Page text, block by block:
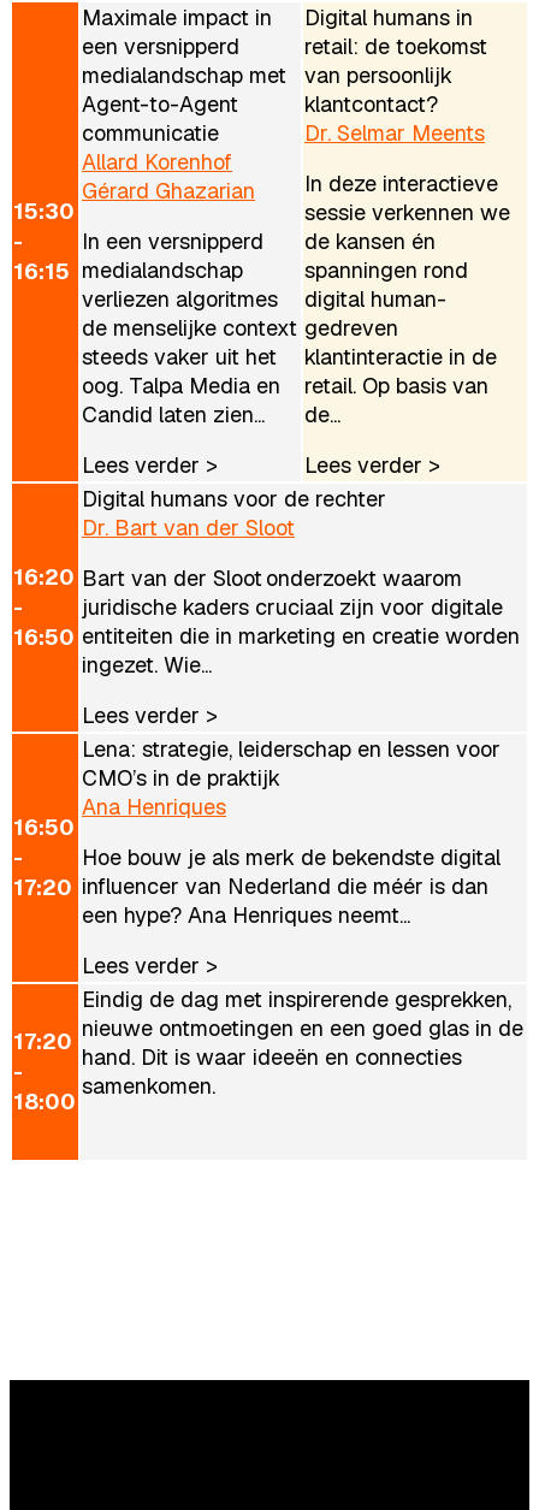
15:30
-
16:15
Maximale impact in
een versnipperd
medialandschap met
Agent-to-Agent
communicatie
Allard Korenhof
Gérard Ghazarian
In een versnipperd
medialandschap
verliezen algoritmes
de menselijke context
steeds vaker uit het
oog. Talpa Media en
Candid laten zien...
Lees verder >
Digital humans in
retail: de toekomst
van persoonlijk
klantcontact?
Dr. Selmar Meents
In deze interactieve
sessie verkennen we
de kansen én
spanningen rond
digital human-
gedreven
klantinteractie in de
retail. Op basis van
de...
Lees verder >
16:20
-
16:50
Digital humans voor de rechter
Dr. Bart van der Sloot
Bart van der Sloot onderzoekt waarom
juridische kaders cruciaal zijn voor digitale
entiteiten die in marketing en creatie worden
ingezet. Wie...
Lees verder >
16:50
-
17:20
Lena: strategie, leiderschap en lessen voor
CMO’s in de praktijk
Ana Henriques
Hoe bouw je als merk de bekendste digital
influencer van Nederland die méér is dan
een hype? Ana Henriques neemt...
Lees verder >
17:20
-
18:00
Eindig de dag met inspirerende gesprekken,
nieuwe ontmoetingen en een goed glas in de
hand. Dit is waar ideeën en connecties
samenkomen.